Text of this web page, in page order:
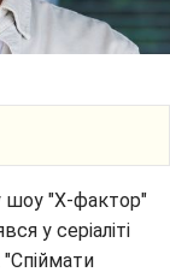
шоу "Х-фактор"
у серіаліті
"Спіймати